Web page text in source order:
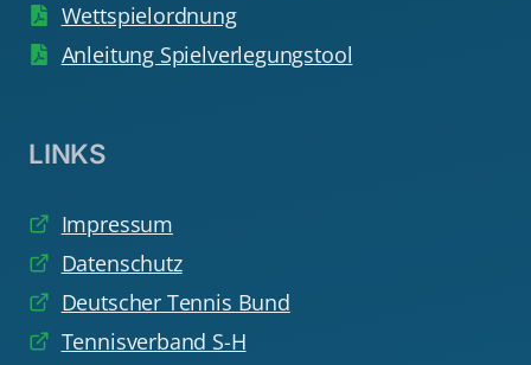
Wettspielordnung
Anleitung Spielverlegungstool
LINKS
Impressum
Datenschutz
Deutscher Tennis Bund
Tennisverband S-H